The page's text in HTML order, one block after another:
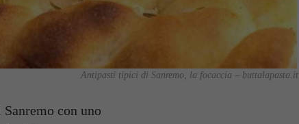
Antipasti tipici di Sanremo, la focaccia – buttalapasta.it
con uno